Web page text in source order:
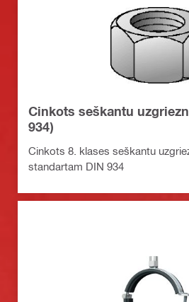
Cinkots seškantu
934)
Cinkots 8. klases seškantu
standartam DIN 934